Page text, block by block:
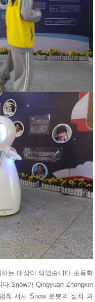
는 대상이 되었습니다.초등학
.Snow가 Qingyuan Zhongxin
춰 서서 Snow 로봇의 설치 과